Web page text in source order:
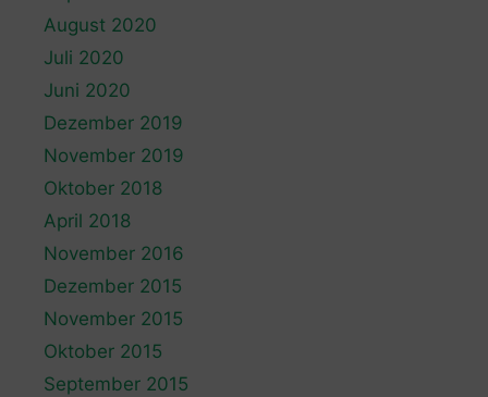
August 2020
Juli 2020
Juni 2020
Dezember 2019
November 2019
Oktober 2018
April 2018
November 2016
Dezember 2015
November 2015
Oktober 2015
September 2015